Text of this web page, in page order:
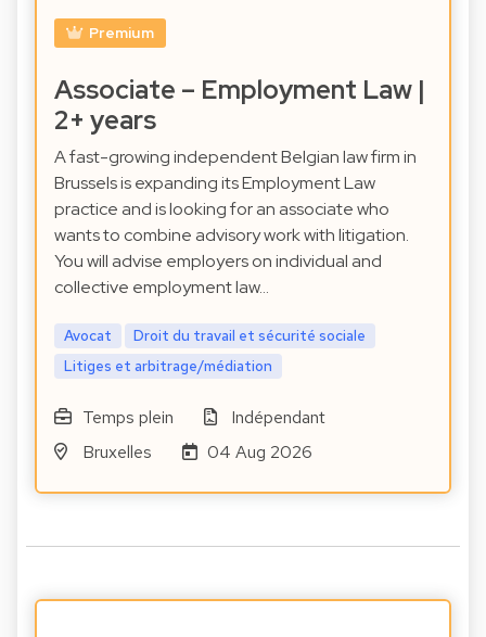
Premium
Associate – Employment Law |
2+ years
A fast-growing independent Belgian law firm in
Brussels is expanding its Employment Law
practice and is looking for an associate who
wants to combine advisory work with litigation.
You will advise employers on individual and
collective employment law…
Avocat
Droit du travail et sécurité sociale
Litiges et arbitrage/médiation
Temps plein
Indépendant
Bruxelles
04 Aug 2026